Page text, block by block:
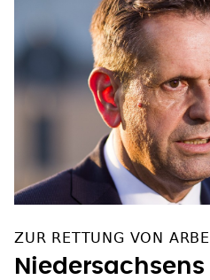
ZUR RETTUNG VON
Niedersachsens